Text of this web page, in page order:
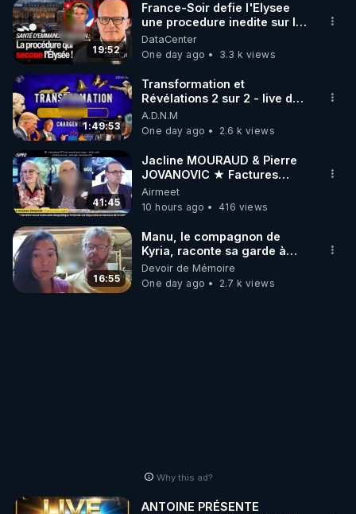
19:52
France-Soir defie l'Elysee
une procedure inedite sur la
sante du president - Nexus
DataCenter
One day ago
3.3 k views
1:49:53
Transformation et
Révélations 2 sur 2 - live du
07/08/26
A.D.N.M
One day ago
2.6 k views
41:45
Jacline MOURAUD & Pierre
JOVANOVIC ★ Factures
Impayées : Où Est Passé Le
Pognon ?
Airmeet
10 hours ago
416 views
16:55
Manu, le compagnon de
Kyria, raconte sa garde à
vue musclée. PARTAGEZ!
Devoir de Mémoire
One day ago
2.7 k views
Why this ad?
ANTOINE PRÉSENTE